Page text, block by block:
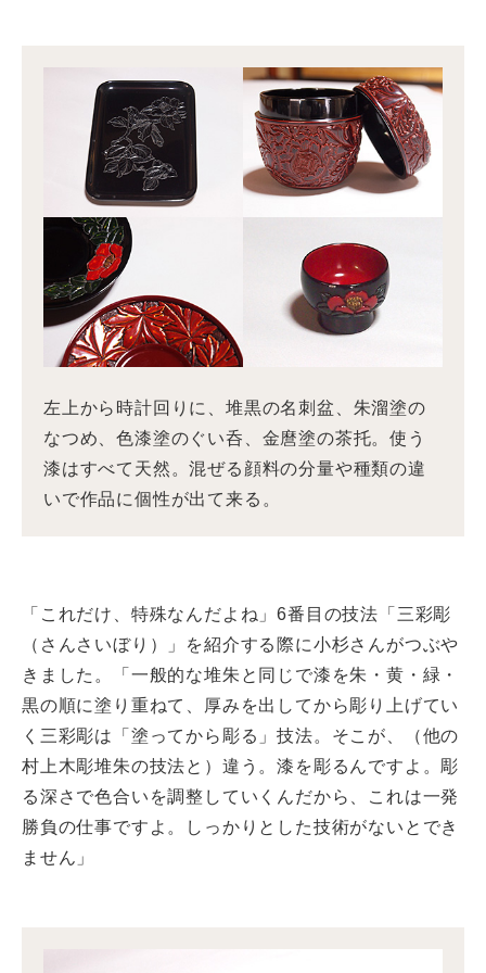
左上から時計回りに、堆黒の名刺盆、朱溜塗の
なつめ、色漆塗のぐい呑、金麿塗の茶托。使う
漆はすべて天然。混ぜる顔料の分量や種類の違
いで作品に個性が出て来る。
「これだけ、特殊なんだよね」6番目の技法「三彩彫
（さんさいぼり）」を紹介する際に小杉さんがつぶや
きました。「一般的な堆朱と同じで漆を朱・黄・緑・
黒の順に塗り重ねて、厚みを出してから彫り上げてい
く三彩彫は「塗ってから彫る」技法。そこが、（他の
村上木彫堆朱の技法と）違う。漆を彫るんですよ。彫
る深さで色合いを調整していくんだから、これは一発
勝負の仕事ですよ。しっかりとした技術がないとでき
ません」